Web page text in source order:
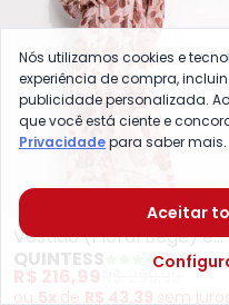
Vestido (Floral Bege)
Tule
QUINTESS
R$ 216,99
ou 5x de R$ 43,39 sem
Nós utilizamos cookies e
experiência de compra,
publicidade personalizada.
que você está ciente e
Privacidadepara saber mais.
Aceitar